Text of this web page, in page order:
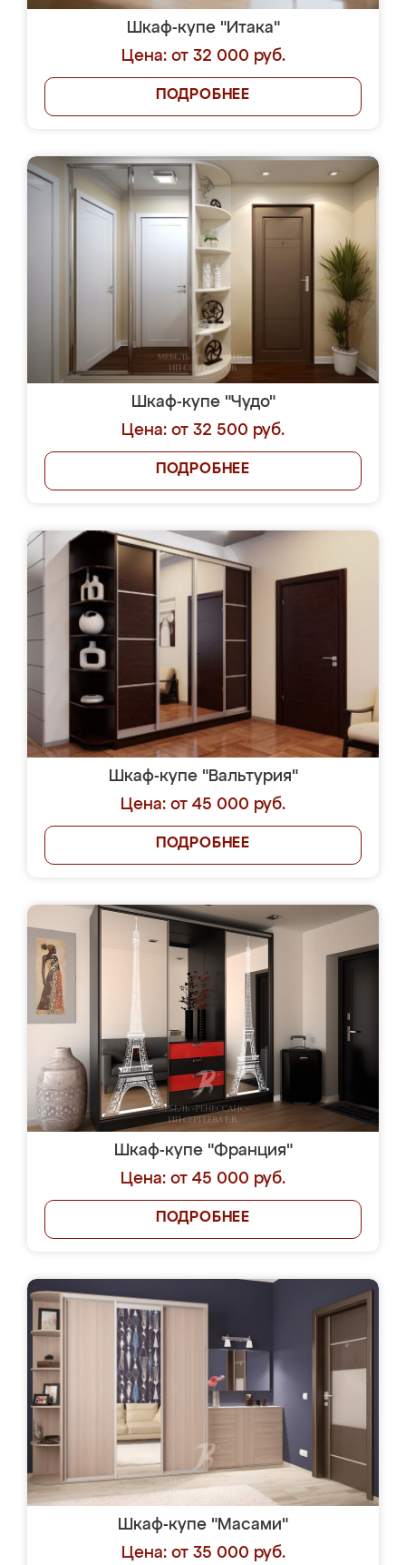
Шкаф-купе "Итака"
Цена: от 32 000 руб.
ПОДРОБНЕЕ
Шкаф-купе "Чудо"
Цена: от 32 500 руб.
ПОДРОБНЕЕ
Шкаф-купе "Вальтурия"
Цена: от 45 000 руб.
ПОДРОБНЕЕ
Шкаф-купе "Франция"
Цена: от 45 000 руб.
ПОДРОБНЕЕ
Шкаф-купе "Масами"
Цена: от 35 000 руб.